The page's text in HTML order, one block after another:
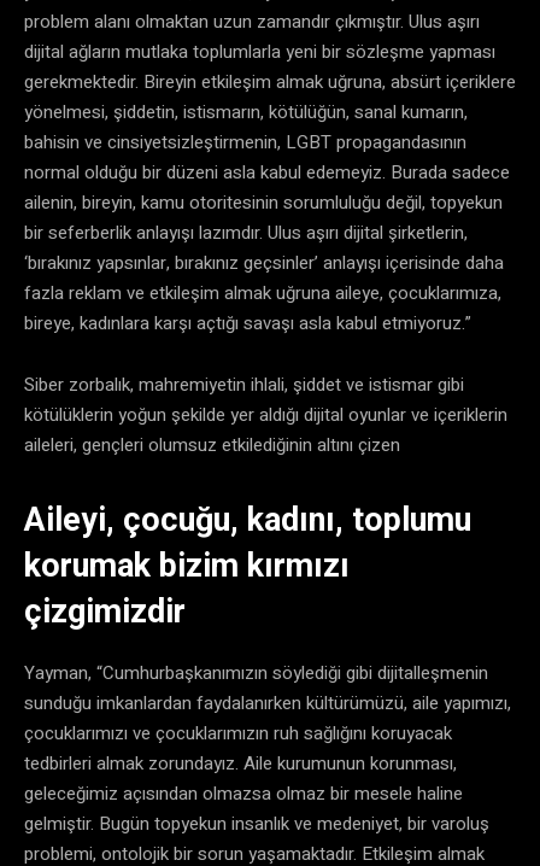
problem alanı olmaktan uzun zamandır çıkmıştır. Ulus aşırı
dijital ağların mutlaka toplumlarla yeni bir sözleşme yapması
gerekmektedir. Bireyin etkileşim almak uğruna, absürt içeriklere
yönelmesi, şiddetin, istismarın, kötülüğün, sanal kumarın,
bahisin ve cinsiyetsizleştirmenin, LGBT propagandasının
normal olduğu bir düzeni asla kabul edemeyiz. Burada sadece
ailenin, bireyin, kamu otoritesinin sorumluluğu değil, topyekun
bir seferberlik anlayışı lazımdır. Ulus aşırı dijital şirketlerin,
‘bırakınız yapsınlar, bırakınız geçsinler’ anlayışı içerisinde daha
fazla reklam ve etkileşim almak uğruna aileye, çocuklarımıza,
bireye, kadınlara karşı açtığı savaşı asla kabul etmiyoruz.”
Siber zorbalık, mahremiyetin ihlali, şiddet ve istismar gibi
kötülüklerin yoğun şekilde yer aldığı dijital oyunlar ve içeriklerin
aileleri, gençleri olumsuz etkilediğinin altını çizen
Aileyi, çocuğu, kadını, toplumu
korumak bizim kırmızı
çizgimizdir
Yayman, “Cumhurbaşkanımızın söylediği gibi dijitalleşmenin
sunduğu imkanlardan faydalanırken kültürümüzü, aile yapımızı,
çocuklarımızı ve çocuklarımızın ruh sağlığını koruyacak
tedbirleri almak zorundayız. Aile kurumunun korunması,
geleceğimiz açısından olmazsa olmaz bir mesele haline
gelmiştir. Bugün topyekun insanlık ve medeniyet, bir varoluş
problemi, ontolojik bir sorun yaşamaktadır. Etkileşim almak